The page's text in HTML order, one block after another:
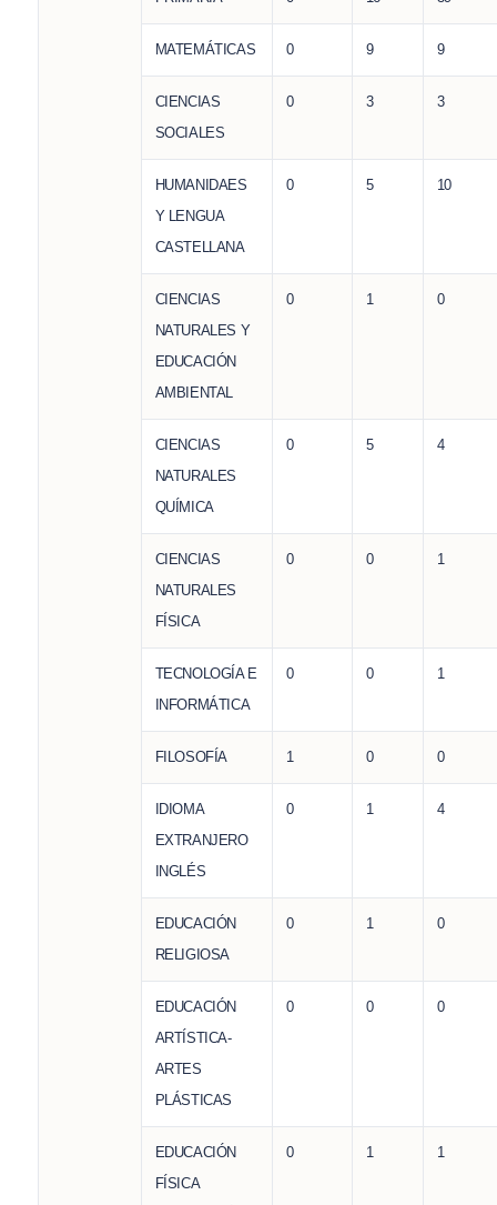
MATEMÁTICAS 0 9 9
CIENCIAS
SOCIALES
0 3 3
HUMANIDAES
Y LENGUA
CASTELLANA
0 5 10
CIENCIAS
NATURALES Y
EDUCACIÓN
AMBIENTAL
0 1 0
CIENCIAS
NATURALES
QUÍMICA
0 5 4
CIENCIAS
NATURALES
FÍSICA
0 0 1
TECNOLOGÍA E
INFORMÁTICA
0 0 1
FILOSOFÍA 1 0 0
IDIOMA
EXTRANJERO
INGLÉS
0 1 4
EDUCACIÓN
RELIGIOSA
0 1 0
EDUCACIÓN
ARTÍSTICA-
ARTES
PLÁSTICAS
0 0 0
EDUCACIÓN
FÍSICA
0 1 1